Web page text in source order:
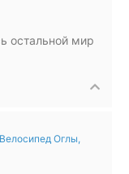
остальной мир
Оглы,